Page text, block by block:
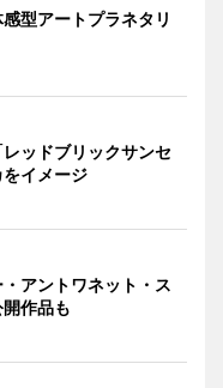
型アートプラネタリ
ッドブリックサンセ
イメージ
アントワネット・ス
作品も